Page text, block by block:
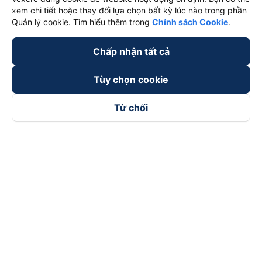
Xem tất cả tuyến đường
xem chi tiết hoặc thay đổi lựa chọn bất kỳ lúc nào trong phần
Quản lý cookie. Tìm hiểu thêm trong Chính sách Cookie.
Chấp nhận tất cả
Tùy chọn cookie
Từ chối